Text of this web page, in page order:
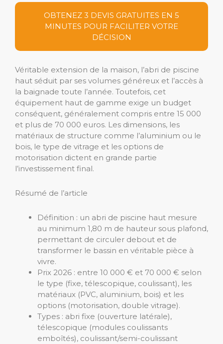
OBTENEZ 3 DEVIS GRATUITES EN 5
MINUTES POUR FACILITER VOTRE
DÉCISION
Véritable extension de la maison, l’abri de piscine
haut séduit par ses volumes généreux et l’accès à
la baignade toute l’année. Toutefois, cet
équipement haut de gamme exige un budget
conséquent, généralement compris entre 15 000
et plus de 70 000 euros. Les dimensions, les
matériaux de structure comme l’aluminium ou le
bois, le type de vitrage et les options de
motorisation dictent en grande partie
l’investissement final.
Résumé de l’article
Définition : un abri de piscine haut mesure
au minimum 1,80 m de hauteur sous plafond,
permettant de circuler debout et de
transformer le bassin en véritable pièce à
vivre.
Prix 2026 : entre 10 000 € et 70 000 € selon
le type (fixe, télescopique, coulissant), les
matériaux (PVC, aluminium, bois) et les
options (motorisation, double vitrage).
Types : abri fixe (ouverture latérale),
télescopique (modules coulissants
emboîtés), coulissant/semi-coulissant